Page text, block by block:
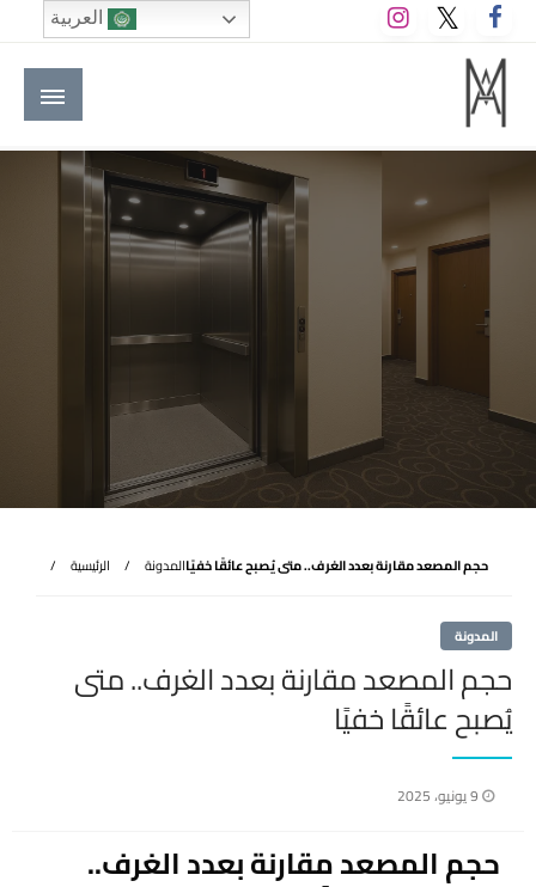
التخطي
إلى
المحتوى
M A hotels | إم ايه هوتيلز
الموقع الأول للعاملين في الفنادق في العالم العربي
الرئيسية المدونةحجم المصعد مقارنة بعدد الغرف.. متى يُصبح عائقًا خفيًا
المدونة
حجم المصعد مقارنة بعدد الغرف.. متى
يُصبح عائقًا خفيًا
نُشر
9 يونيو، 2025
حجم المصعد مقارنة بعدد الغرف..
العربية